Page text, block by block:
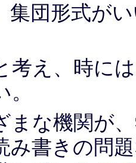
集団形式が
考え、時に
まな機関が
み書きの問